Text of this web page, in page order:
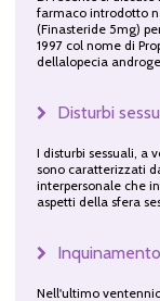
farmaco introdotto
(Finasteride 5mg)
1997 col nome di
dellalopecia
Disturbi
I disturbi sessuali, a
sono caratterizzati
interpersonale che
aspetti della sfera
Nell'ultimo